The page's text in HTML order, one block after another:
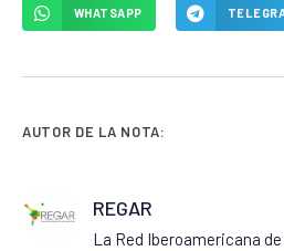
WHATSAPP
AUTOR DE LA NOTA:
REGAR
La Red Iberoamericana